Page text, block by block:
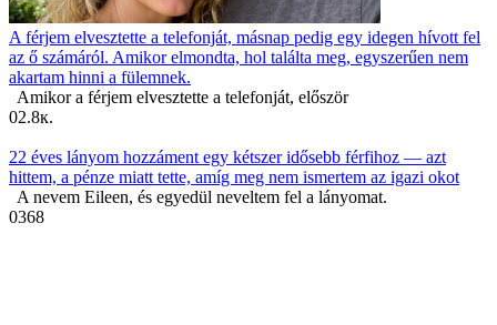
A férjem elvesztette a telefonját, másnap pedig egy idegen hívott fel
az ő számáról. Amikor elmondta, hol találta meg, egyszerűen nem
akartam hinni a fülemnek.
Amikor a férjem elvesztette a telefonját, először
02.8к.
22 éves lányom hozzáment egy kétszer idősebb férfihoz — azt
hittem, a pénze miatt tette, amíg meg nem ismertem az igazi okot
A nevem Eileen, és egyedül neveltem fel a lányomat.
0368